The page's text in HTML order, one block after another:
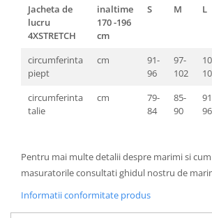
Jacheta de
lucru
4XSTRETCH
inaltime
170 -196
cm
S M L
circumferinta
piept
cm
91-
96
97-
102
circumferinta
talie
cm
79-
84
85-
90
96
Pentru mai multe detalii despre marimi si
masuratorile consultati ghidul nostru de
Informatii conformitate produs